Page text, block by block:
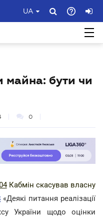
UA
майна: бути чи
0
Кабмін скасував власну
«Деякі питання реалізації
України щодо оцінки